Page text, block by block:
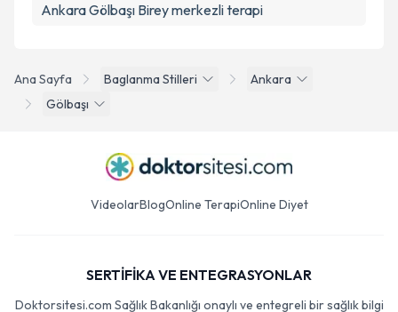
Ana Sayfa Baglanma Stilleri
Ankara
Gölbaşı
Ankara Gölbaşı Birey merkezli terapi
VideolarBlogOnline TerapiOnline Diyet
SERTİFİKA VE ENTEGRASYONLAR
Doktorsitesi.com Sağlık Bakanlığı onaylı ve entegreli bir sağlık bilgi